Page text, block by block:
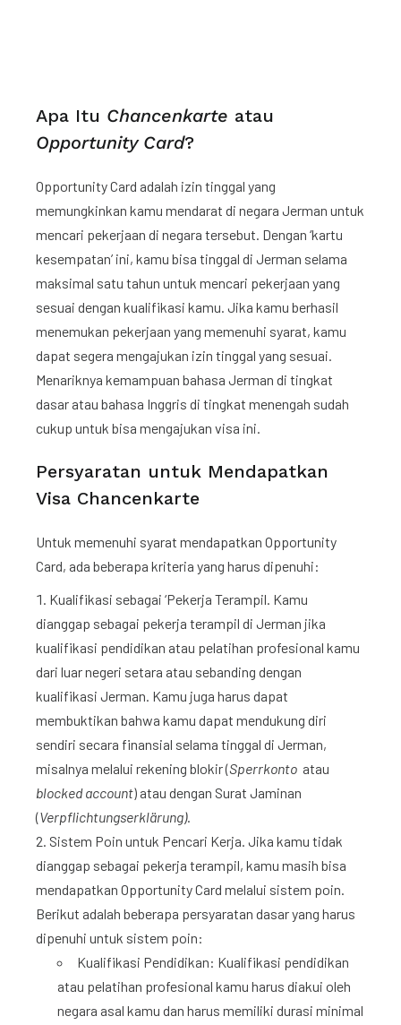
Apa Itu Chancenkarte atau
Opportunity Card?
Opportunity Card adalah izin tinggal yang
memungkinkan kamu mendarat di negara Jerman untuk
mencari pekerjaan di negara tersebut. Dengan ‘kartu
kesempatan’ ini, kamu bisa tinggal di Jerman selama
maksimal satu tahun untuk mencari pekerjaan yang
sesuai dengan kualifikasi kamu. Jika kamu berhasil
menemukan pekerjaan yang memenuhi syarat, kamu
dapat segera mengajukan izin tinggal yang sesuai.
Menariknya kemampuan bahasa Jerman di tingkat
dasar atau bahasa Inggris di tingkat menengah sudah
cukup untuk bisa mengajukan visa ini.
Persyaratan untuk Mendapatkan
Visa Chancenkarte
Untuk memenuhi syarat mendapatkan Opportunity
Card, ada beberapa kriteria yang harus dipenuhi:
Kualifikasi sebagai ‘Pekerja Terampil. Kamu
dianggap sebagai pekerja terampil di Jerman jika
kualifikasi pendidikan atau pelatihan profesional kamu
dari luar negeri setara atau sebanding dengan
kualifikasi Jerman. Kamu juga harus dapat
membuktikan bahwa kamu dapat mendukung diri
sendiri secara finansial selama tinggal di Jerman,
misalnya melalui rekening blokir (Sperrkonto atau
blocked account) atau dengan Surat Jaminan
(Verpflichtungserklärung).
Sistem Poin untuk Pencari Kerja. Jika kamu tidak
dianggap sebagai pekerja terampil, kamu masih bisa
mendapatkan Opportunity Card melalui sistem poin.
Berikut adalah beberapa persyaratan dasar yang harus
dipenuhi untuk sistem poin:
Kualifikasi Pendidikan: Kualifikasi pendidikan
atau pelatihan profesional kamu harus diakui oleh
negara asal kamu dan harus memiliki durasi minimal